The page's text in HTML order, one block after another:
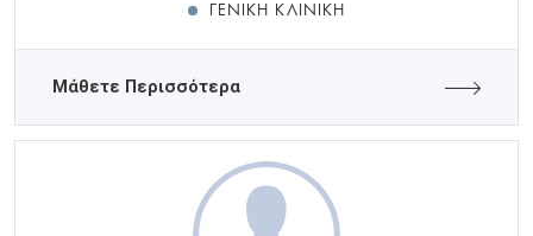
ΓΕΝΙΚΉ ΚΛΙΝΙΚΉ
Μάθετε Περισσότερα